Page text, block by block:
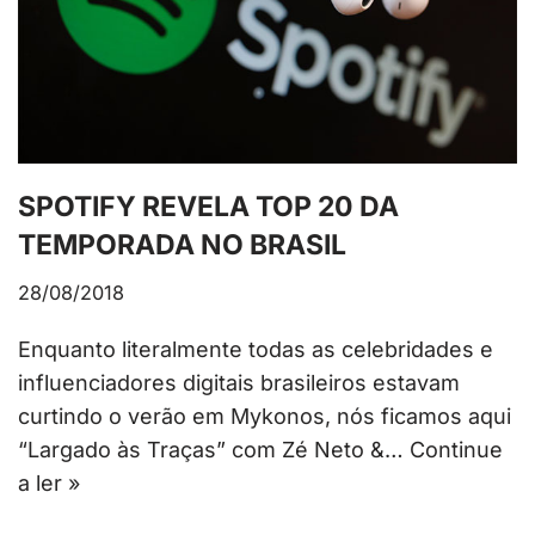
SPOTIFY REVELA TOP 20 DA
TEMPORADA NO BRASIL
28/08/2018
Enquanto literalmente todas as celebridades e
influenciadores digitais brasileiros estavam
curtindo o verão em Mykonos, nós ficamos aqui
“Largado às Traças” com Zé Neto &… Continue
a ler »